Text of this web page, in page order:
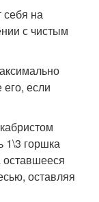
себя на
с чистым
если
1\3 горшка
оставляя